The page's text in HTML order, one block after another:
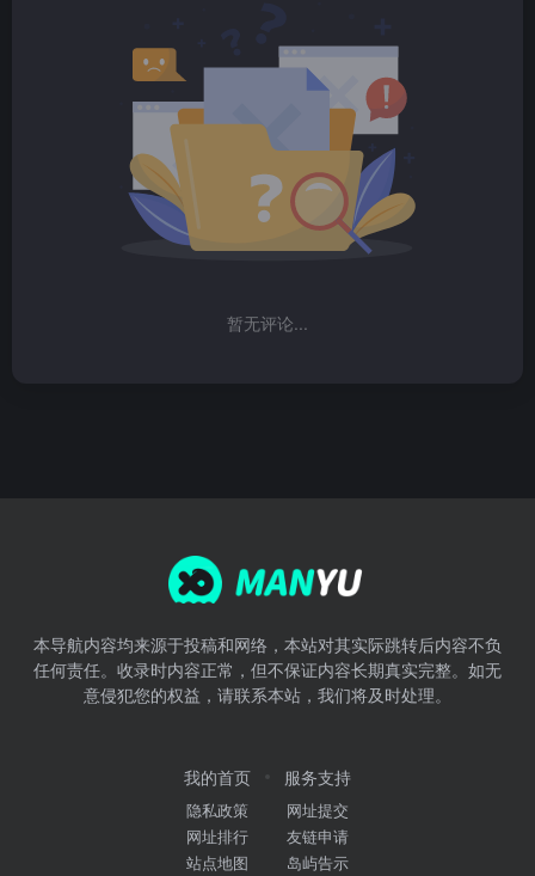
暂无评论...
本导航内容均来源于投稿和网络，本站对其实际跳转后内容不负
任何责任。收录时内容正常，但不保证内容长期真实完整。如无
意侵犯您的权益，请联系本站，我们将及时处理。
我的首页
隐私政策
网址排行
站点地图
服务支持
网址提交
友链申请
岛屿告示